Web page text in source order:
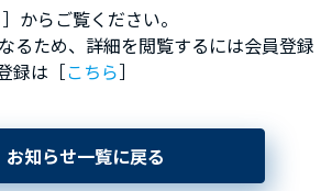
］からご覧ください。
るため、詳細を閲覧するには会員登録
録は［こちら］
お知らせ一覧に戻る